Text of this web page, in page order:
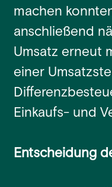
machen
anschließend
Umsatz erneut
einer
Einkaufs- und
Entscheidung